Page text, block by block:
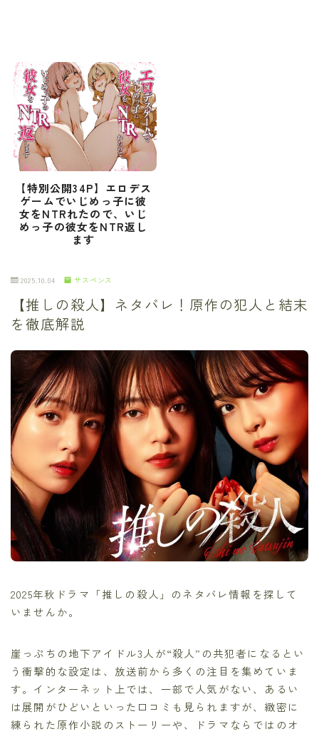
【特別公開34P】エロデス
ゲームでいじめっ子に彼
女をNTRれたので、いじ
めっ子の彼女をNTR返し
ます
2025.10.04 サスペンス
【推しの殺人】ネタバレ！原作の犯人と結末
を徹底解説
2025年秋ドラマ「推しの殺人」のネタバレ情報を探して
いませんか。
崖っぷちの地下アイドル3人が“殺人”の共犯者になるとい
う衝撃的な設定は、放送前から多くの注目を集めていま
す。インターネット上では、一部で人気がない、あるい
は展開がひどいといった口コミも見られますが、緻密に
練られた原作小説のストーリーや、ドラマならではのオ